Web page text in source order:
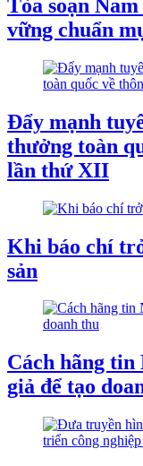
Tòa soạn
vững chuẩn
Đẩy mạnh
thưởng toàn
lần thứ XII
Khi báo chí
sản
Cách hãng tin
giả để tạo